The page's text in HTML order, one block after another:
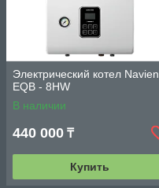
Электрический котел Navien
EQB - 8HW
В наличии
440 000 ₸
Купить